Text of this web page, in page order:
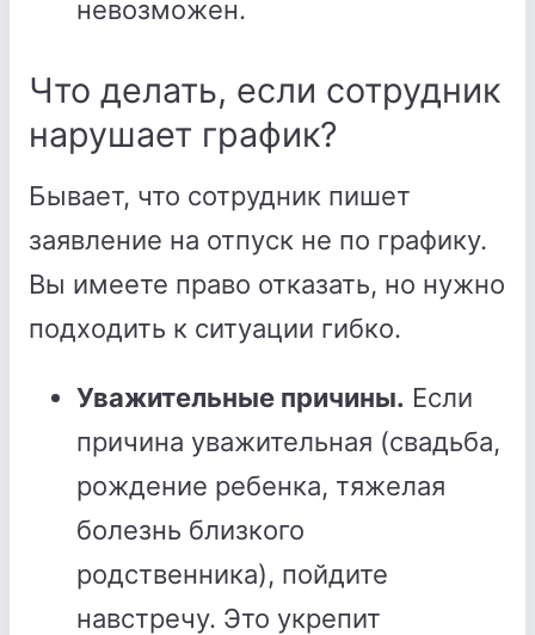
невозможен.
Что делать, если сотрудник
нарушает график?
Бывает, что сотрудник пишет
заявление на отпуск не по графику.
Вы имеете право отказать, но нужно
подходить к ситуации гибко.
Уважительные причины. Если
причина уважительная (свадьба,
рождение ребенка, тяжелая
болезнь близкого
родственника), пойдите
навстречу. Это укрепит